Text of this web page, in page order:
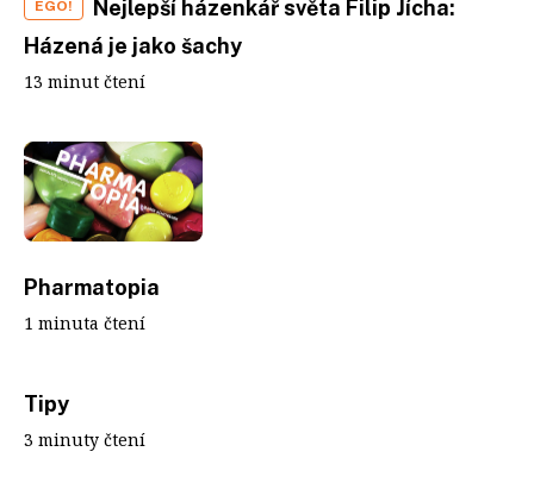
EGO!
Nejlepší házenkář světa Filip Jícha:
Házená je jako šachy
13 minut čtení
Pharmatopia
1 minuta čtení
Tipy
3 minuty čtení